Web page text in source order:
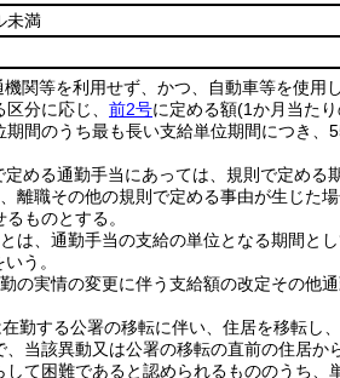
未満
関等を利用せず、かつ、自動車等を使用
分に応じ、 前2号に定める額(1か月当た
間のうち最も長い支給単位期間につき
定める通勤手当にあっては、規則で定める
離職その他の規則で定める事由が生じた
ものとする。
は、通勤手当の支給の単位となる期間と
いう。
の実情の変更に伴う支給額の改定その他
勤する公署の移転に伴い、住居を移転し
当該異動又は公署の移転の直前の住居
て困難であると認められるもののうち